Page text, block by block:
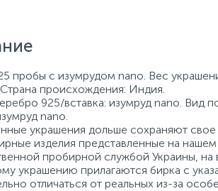
пробы с изумрудом nano. Вес
происхождения: Индия.
925/вставка: изумруд nano. Вид
nano.
украшения дольше сохраняют
изделия представленные на
пробирной службой Украины,
украшению прилагаются бирка с
отличаться от реальных из-за